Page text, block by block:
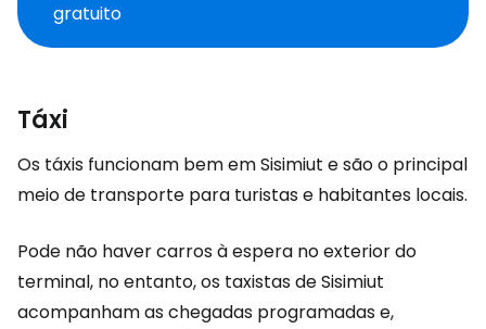
gratuito
Táxi
Os táxis funcionam bem em Sisimiut e são o principal
meio de transporte para turistas e habitantes locais.
Pode não haver carros à espera no exterior do
terminal, no entanto, os taxistas de Sisimiut
acompanham as chegadas programadas e,